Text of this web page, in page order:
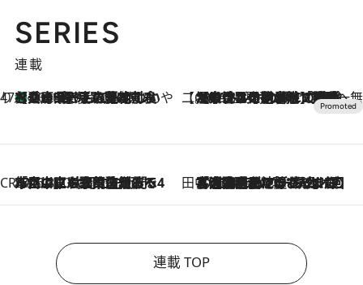
SERIES
連載
47都道府県の手みやげ ひんやりスイーツで夏を満喫
2026.8.8
【兵庫県】この夏絶対食べたい 冷やしておいしいおやつ3選 淡路島の恵みをジェラートに集約 【CREA×星野リゾート】唯一無二。癒しと発見が待つ場所へ
2026.8.7
【トンボの足水浴】ヒノキの香りに包まれて涼感マックス！約13℃の湧水かけ流しを避暑地「星野温泉 トンボの湯」で体験
CREA'S CHOICE
2026.8.7
「立川にも歌舞伎があるんだよ」 片岡仁左衛門・市川中車ら豪華座組みで4年目の立川立飛歌舞伎へ 田中稲の勝手に再ブーム
2026.8.7
「湘南乃風に憧れて」観客大盛上がりの“タオル回し”に、ラッパー顔負けの高速歌唱まで…さだまさし（74）のアグレッシブすぎる現在地
連載 TOP